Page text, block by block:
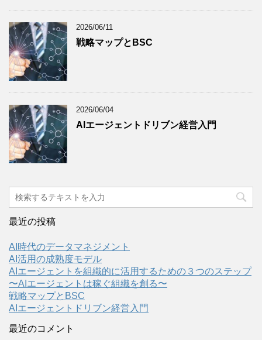
2026/06/11
戦略マップとBSC
2026/06/04
AIエージェントドリブン経営入門
最近の投稿
AI時代のデータマネジメント
AI活用の成熟度モデル
AIエージェントを組織的に活用するための３つのステップ
〜AIエージェントは稼ぐ組織を創る〜
戦略マップとBSC
AIエージェントドリブン経営入門
最近のコメント